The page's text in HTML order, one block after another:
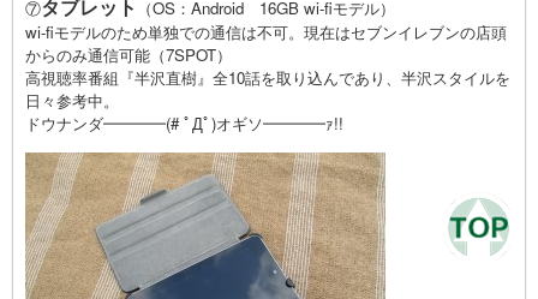
⑦タブレット （OS：Android 16GB wi-fiモデル）
wi-fiモデルのため単独での通信は不可。現在はセブンイレブンの店頭
からのみ通信可能（7SPOT）
高視聴率番組『半沢直樹』全10話を取り込んであり、半沢スタイルを
日々参考中。
ドウナンダ━━━━(# ﾟДﾟ)オギソ━━━━ｧ!!